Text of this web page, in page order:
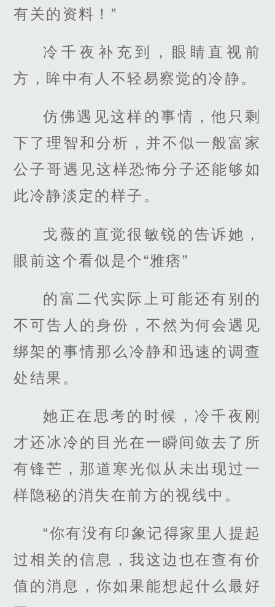
有关的资料！”
冷千夜补充到，眼睛直视前
方，眸中有人不轻易察觉的冷静。
仿佛遇见这样的事情，他只剩
下了理智和分析，并不似一般富家
公子哥遇见这样恐怖分子还能够如
此冷静淡定的样子。
戈薇的直觉很敏锐的告诉她，
眼前这个看似是个“雅痞”
的富二代实际上可能还有别的
不可告人的身份，不然为何会遇见
绑架的事情那么冷静和迅速的调查
处结果。
她正在思考的时候，冷千夜刚
才还冰冷的目光在一瞬间敛去了所
有锋芒，那道寒光似从未出现过一
样隐秘的消失在前方的视线中。
“你有没有印象记得家里人提起
过相关的信息，我这边也在查有价
值的消息，你如果能想起什么最好